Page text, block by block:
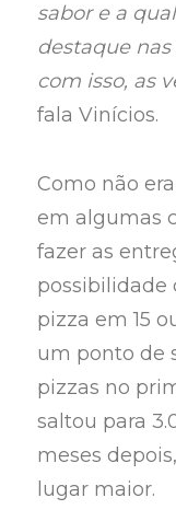
sabor e a
destaque
com isso, as
fala Vinícios.
Como não
em algumas
fazer as
possibilidade
pizza em 15
um ponto de
pizzas no
saltou para
meses
lugar maior.